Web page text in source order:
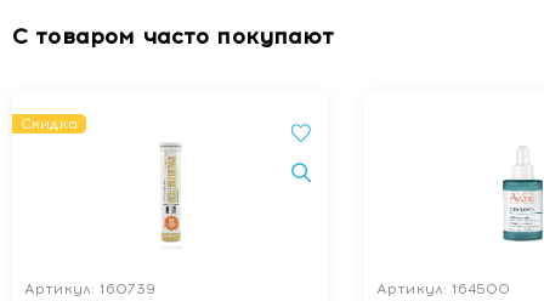
Купить Менсе БАД капс. № 40 с доставкой в Минске
С товаром часто покупают
Скидка
Артикул: 160739
Артикул: 164500